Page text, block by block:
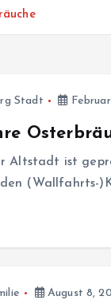
Stadt
Altstadt ist
(Wallfahrts-
August 8,